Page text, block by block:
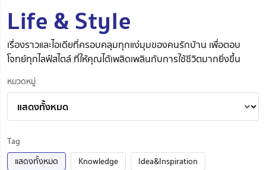
Life & Style
เรื่องราวและไอเดียที่ครอบคลุมทุกแง่มุมของคนรักบ้าน เพื่อตอบ
โจทย์ทุกไลฟ์สไตล์ ที่ให้คุณได้เพลิดเพลินกับการใช้ชีวิตมากยิ่งขึ้น
หมวดหมู่
Tag
แสดงทั้งหมด
Knowledge
Idea&Inspiration